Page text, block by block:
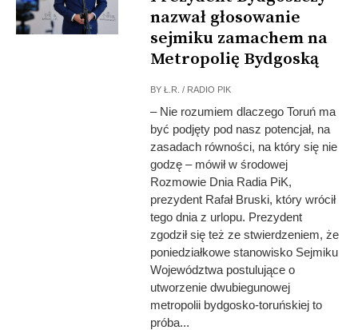
nazwał głosowanie
sejmiku zamachem na
Metropolię Bydgoską
BYŁ.R. / RADIO PIK
– Nie rozumiem dlaczego Toruń ma
być podjęty pod nasz potencjał, na
zasadach równości, na który się nie
godzę – mówił w środowej
Rozmowie Dnia Radia PiK,
prezydent Rafał Bruski, który wrócił
tego dnia z urlopu. Prezydent
zgodził się też ze stwierdzeniem, że
poniedziałkowe stanowisko Sejmiku
Województwa postulujące o
utworzenie dwubiegunowej
metropolii bydgosko-toruńskiej to
próba...